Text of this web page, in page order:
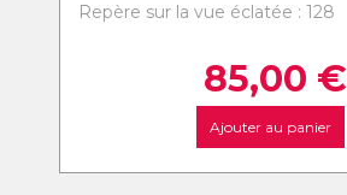
Repère sur la vue éclatée : 128
85,00 €
Ajouter au panier